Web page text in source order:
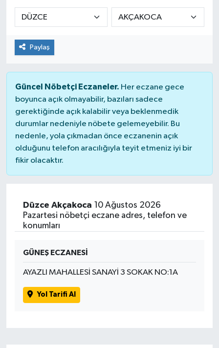
Paylaş
Güncel Nöbetçi Eczaneler. Her eczane gece
boyunca açık olmayabilir, bazıları sadece
gerektiğinde açık kalabilir veya beklenmedik
durumlar nedeniyle nöbete gelemeyebilir. Bu
nedenle, yola çıkmadan önce eczanenin açık
olduğunu telefon aracılığıyla teyit etmeniz iyi bir
fikir olacaktır.
Düzce Akçakoca 10 Ağustos 2026
Pazartesi nöbetçi eczane adres, telefon ve
konumları
GÜNEŞ ECZANESİ
AYAZLI MAHALLESİ SANAYİ 3 SOKAK NO:1A
Yol Tarifi Al
Sağlık
Spor
Yaşam